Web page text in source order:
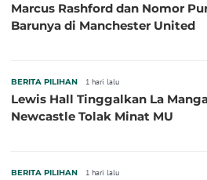
Marcus Rashford dan Nomor
Barunya di Manchester United
BERITA PILIHAN 1 hari lalu
Lewis Hall Tinggalkan La
Newcastle Tolak Minat MU
BERITA PILIHAN 1 hari lalu